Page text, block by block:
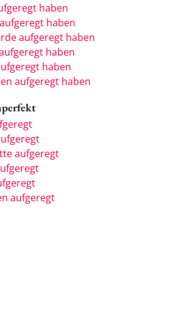
haben
haben
aufgeregt haben
haben
haben
aufgeregt haben
aufgeregt
aufgeregt